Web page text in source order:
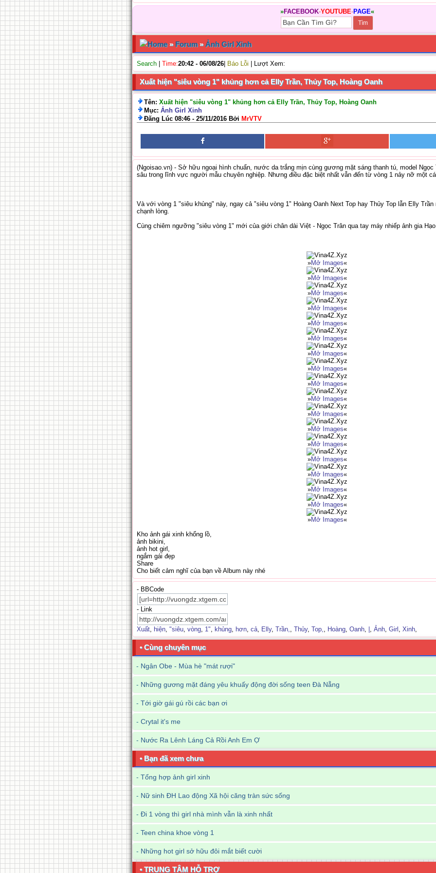
»FACEBOOK-YOUTUBE-PAGE«
Home» Forum»Ảnh Girl Xinh
Search Time:20:42 - 06/08/26 Báo Lỗi | Lượt Xem:
Xuất hiện "siêu vòng 1" khủng hơn cả Elly Trần, Thủy Top, Hoàng Oanh
Tên: Xuất hiện "siêu vòng 1" khủng hơn cả Elly Trần, Thủy Top, Hoàng Oanh
Mục: Ảnh Girl Xinh
Đăng Lúc 08:46 - 25/11/2016 Bởi MrVTV
(Ngoisao.vn) - Sở hữu ngoại hình chuẩn, nước da trắng mịn cùng gương mặt sáng thanh tú, model
sâu trong lĩnh vực người mẫu chuyên nghiệp. Nhưng điều đặc biệt nhất vẫn đến từ vòng 1 nảy nỡ một
Và với vòng 1 "siêu khủng" này, ngay cả "siêu vòng 1" Hoàng Oanh Next Top hay Thủy Top lẫn Elly
chạnh lòng.
Cùng chiêm ngưỡng "siêu vòng 1" mới của giới chân dài Việt - Ngọc Trân qua tay máy nhiếp ảnh gia
»Mở Images«
»Mở Images«
»Mở Images«
»Mở Images«
»Mở Images«
»Mở Images«
»Mở Images«
»Mở Images«
»Mở Images«
»Mở Images«
»Mở Images«
»Mở Images«
»Mở Images«
»Mở Images«
»Mở Images«
»Mở Images«
»Mở Images«
»Mở Images«
Kho ảnh gái xinh khổng lồ,
ảnh bikini,
ảnh hot girl,
ngắm gái đẹp
Share
Cho biết cảm nghĩ của bạn về Album này nhé
- BBCode
- Link
Xuất, hiện, "siêu, vòng, 1", khủng, hơn, cả, Elly, Trần,, Thủy, Top,, Hoàng, Oanh, , Ảnh, Girl , Xinh,
• Cùng chuyên mục
- Ngân Obe - Mùa hè "mát rượi"
- Những gương mặt đáng yêu khuấy động đời sống teen Đà Nẵng
- Tới giờ gái gú rồi các bạn ơi
- Crytal it's me
- Nước Ra Lênh Láng Cả Rồi Anh Em Ợ
• Bạn đã xem chưa
- Tổng hợp ảnh girl xinh
- Nữ sinh ĐH Lao động Xã hội căng tràn sức sống
- Đi 1 vòng thì girl nhà mình vẫn là xinh nhất
- Teen china khoe vòng 1
- Những hot girl sở hữu đôi mắt biết cười
• TRUNG TÂM HỖ TRỢ